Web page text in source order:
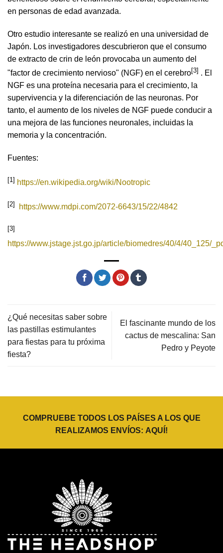
en personas de edad avanzada.
Otro estudio interesante se realizó en una universidad de
Japón. Los investigadores descubrieron que el consumo
de extracto de crin de león provocaba un aumento del
"factor de crecimiento nervioso" (NGF) en el cerebro[3] . El
NGF es una proteína necesaria para el crecimiento, la
supervivencia y la diferenciación de las neuronas. Por
tanto, el aumento de los niveles de NGF puede conducir a
una mejora de las funciones neuronales, incluidas la
memoria y la concentración.
Fuentes:
[1] https://en.wikipedia.org/wiki/Nootropic
[2] https://www.mdpi.com/2072-6643/15/22/4842
[3]
https://www.jstage.jst.go.jp/article/biomedres/40/4/40_125/
¿Qué necesitas saber sobre
las pastillas estimulantes
para fiestas para tu próxima
fiesta?
El fascinante mundo de los
cactus de mescalina: San
Pedro y Peyote
COMPRUEBE TODOS LOS PAÍSES A LOS QUE
REALIZAMOS ENVÍOS: AQUÍ !